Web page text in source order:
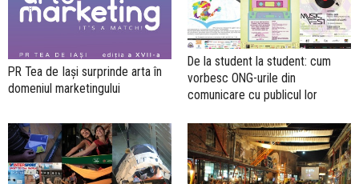
PR Tea de Iași surprinde arta în
domeniul marketingului
De la student la student: cum
vorbesc ONG-urile din
comunicare cu publicul lor